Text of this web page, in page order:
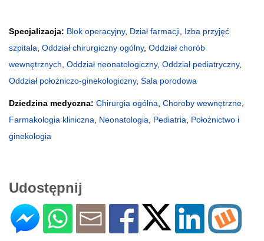
Specjalizacja: Blok operacyjny, Dział farmacji Izba przyjęć
szpitala Oddział chirurgiczny ogólny, Oddział chorób
wewnętrznych Oddział neonatologiczny, Oddział pediatryczny,
Oddział położniczo-ginekologiczny, Sala porodowa
Dziedzina medyczna: Chirurgia ogólna Choroby wewnętrzne
Farmakologia kliniczna
Neonatologia Pediatria
Położnictwo i
ginekologia
Udostępnij